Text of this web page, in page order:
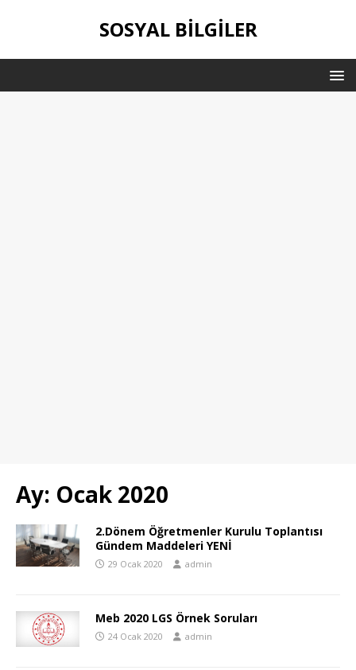
SOSYAL BILGILER
Ay: Ocak 2020
2.Dönem Öğretmenler Kurulu Toplantısı
Gündem Maddeleri YENİ
29 Ocak 2020 admin
Meb 2020 LGS Örnek Soruları
24 Ocak 2020 admin